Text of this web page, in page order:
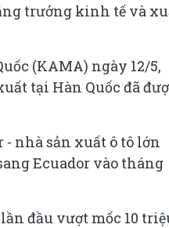
trưởng kinh tế và
(KAMA) ngày 12/5,
tại Hàn Quốc đã
nhà sản xuất ô tô lớn
Ecuador vào tháng
đầu vượt mốc 10